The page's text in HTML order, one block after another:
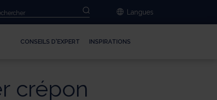
Langues
CONSEILS D'EXPERT INSPIRATIONS
crépon